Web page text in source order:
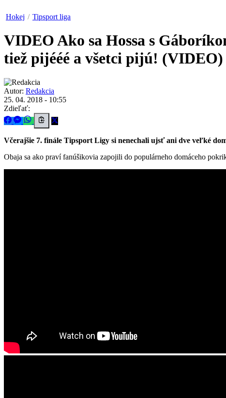
Hokej / Tipsport liga
VIDEOAko sa Hossa s
tiež pijééé a všetci pijú! (VIDEO)
Autor: Redakcia
25. 04. 2018 - 10:55
Zdieľať:
Včerajšie 7. finále Tipsport Ligy si nenechali ujsť ani dve veľké
Obaja sa ako praví fanúšikovia zapojili do populárneho domáceho